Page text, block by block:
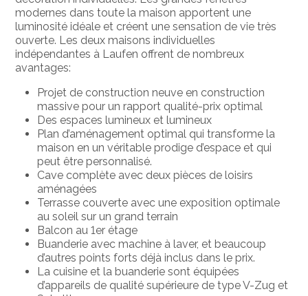
modernes dans toute la maison apportent une
luminosité idéale et créent une sensation de vie très
ouverte. Les deux maisons individuelles
indépendantes à Laufen offrent de nombreux
avantages:
Projet de construction neuve en construction
massive pour un rapport qualité-prix optimal
Des espaces lumineux et lumineux
Plan d’aménagement optimal qui transforme la
maison en un véritable prodige d’espace et qui
peut être personnalisé.
Cave complète avec deux pièces de loisirs
aménagées
Terrasse couverte avec une exposition optimale
au soleil sur un grand terrain
Balcon au 1er étage
Buanderie avec machine à laver, et beaucoup
d’autres points forts déjà inclus dans le prix.
La cuisine et la buanderie sont équipées
d’appareils de qualité supérieure de type V-Zug et